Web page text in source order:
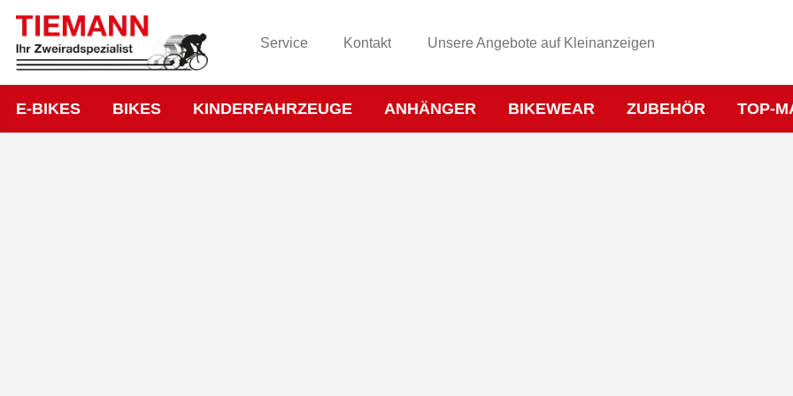
Service Kontakt Unsere Angebote auf Kleinanzeigen
E-BIKES BIKES KINDERFAHRZEUGE ANHÄNGER BIKEWEAR ZUBEHÖR TOP-